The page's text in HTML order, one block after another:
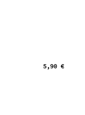
5,90 €